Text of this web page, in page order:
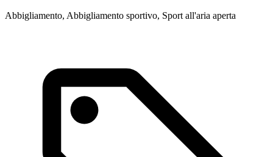
Abbigliamento, Abbigliamento sportivo, Sport all'aria aperta